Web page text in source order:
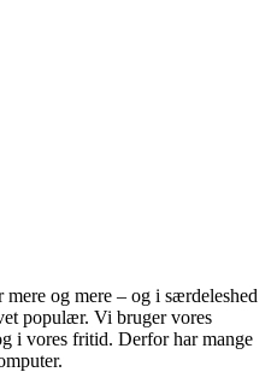
og mere – og i særdeleshed
populær. Vi bruger vores
i vores fritid. Derfor har mange